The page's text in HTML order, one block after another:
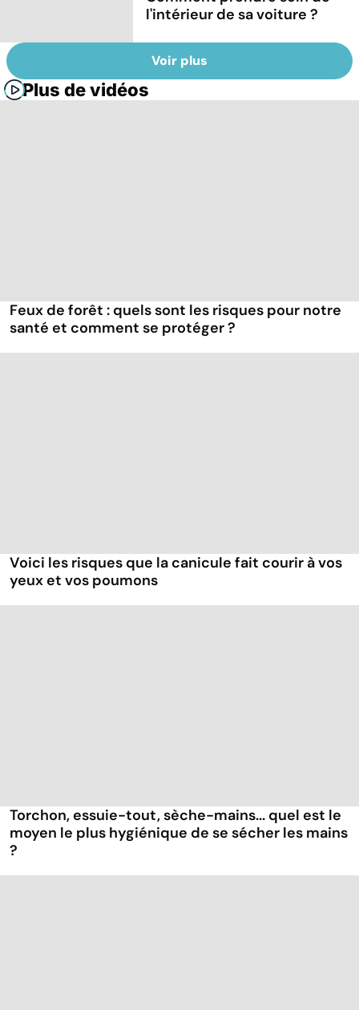
l'intérieur de sa voiture ?
Voir plus
Plus de vidéos
Feux de forêt : quels sont les risques pour notre
santé et comment se protéger ?
Voici les risques que la canicule fait courir à vos
yeux et vos poumons
Torchon, essuie-tout, sèche-mains... quel est le
moyen le plus hygiénique de se sécher les mains
?